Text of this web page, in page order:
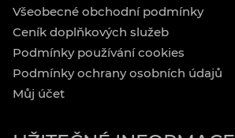
Všeobecné obchodní podmínky
Ceník doplňkových služeb
Podmínky používání cookies
Podmínky ochrany osobních údajů
Můj účet